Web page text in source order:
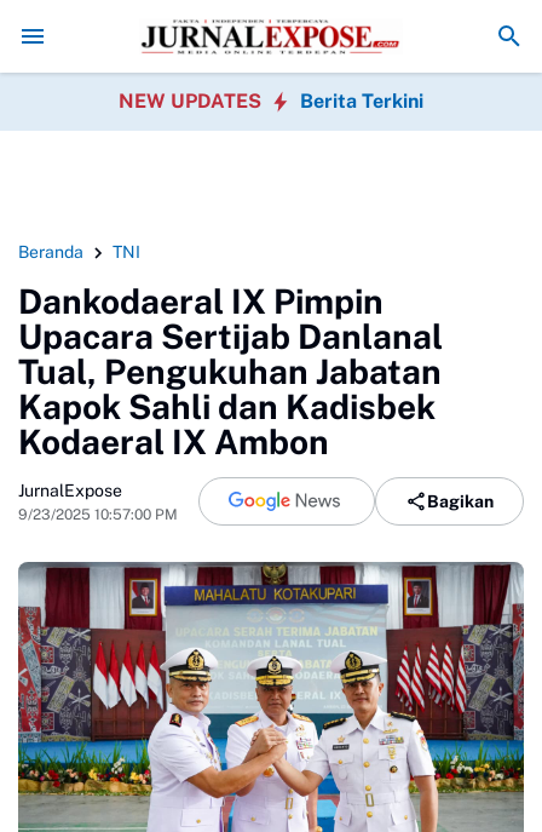
HUT ke-23, PPAD Kota Bogor Perkuat Sinergi Pemerintah DPRD
NEW UPDATES Berita Terkini
Beranda TNI
Dankodaeral IX Pimpin
Upacara Sertijab Danlanal
Tual, Pengukuhan Jabatan
Kapok Sahli dan Kadisbek
Kodaeral IX Ambon
JurnalExpose
9/23/2025 10:57:00 PM
Bagikan